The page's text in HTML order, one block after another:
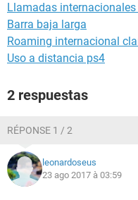
Llamadas
Barra baja larga
Roaming internacional
Uso a distancia ps4
2 respuestas
RÉPONSE 1 / 2
leonardoseus
23 ago 2017 à 03:59